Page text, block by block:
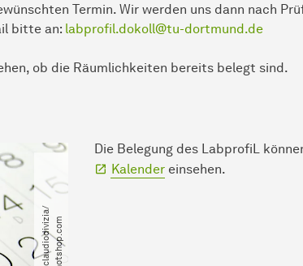
Termin. Wir werden uns dann nach
bitte an: labprofil.dokoll@tu-dortmund.de
ob die Räumlichkeiten bereits belegt sind.
©
c
l
a
u
d
i
o
d
i
v
iz
i
a​
/​
S
h
o
t
s
h
o
p
.
c
om
Die Belegung des LabprofiL
Kalendereinsehen.